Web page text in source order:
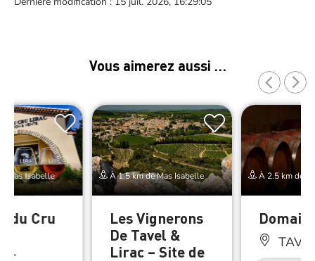
Vous aimerez aussi …
Mas Isabelle
du Cru
À 1.5 km de Mas Isabelle
Les Vignerons
De Tavel &
Lirac – Site de
À 2.5 km de